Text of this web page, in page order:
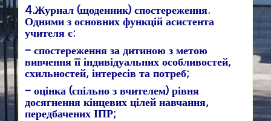
4.Журнал (щоденник) спостереження.
Одними з основних функцій асистента
учителя є:
– спостереження за дитиною з метою
вивчення її індивідуальних особливостей,
схильностей, інтересів та потреб;
– оцінка (спільно з вчителем) рівня
досягнення кінцевих цілей навчання,
передбачених ІПР;